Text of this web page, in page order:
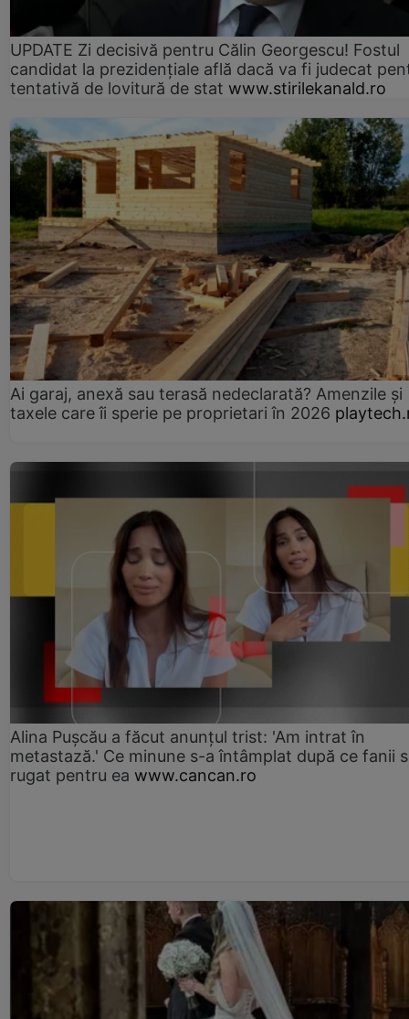
UPDATE Zi decisivă pentru Călin Georgescu! Fostul
candidat la prezidențiale află dacă va fi judecat
tentativă de lovitură de stat www.stirilekanald.ro
Ai garaj, anexă sau terasă nedeclarată? Amenzile și
taxele care îi sperie pe proprietari în 2026
Alina Pușcău a făcut anunțul trist: 'Am intrat în
metastază.' Ce minune s-a întâmplat după ce fanii
rugat pentru ea www.cancan.ro